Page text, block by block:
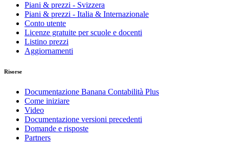
Piani & prezzi - Svizzera
Piani & prezzi - Italia & Internazionale
Conto utente
Licenze gratuite per scuole e docenti
Listino prezzi
Aggiornamenti
Risorse
Documentazione Banana Contabilità Plus
Come iniziare
Video
Documentazione versioni precedenti
Domande e risposte
Partners